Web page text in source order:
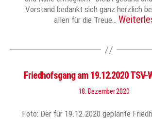
Vorstand bedankt sich ganz herzlich
allen für die Treue…
Friedhofsgang am 19.12.2020 TSV-
18. Dezember 2020
Foto: Der für 19.12.2020 geplante